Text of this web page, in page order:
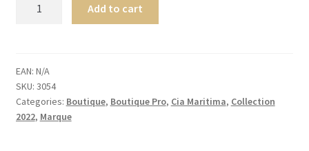
ENSEMBLE
DEUX
PIÈCES
-
Add to cart
EAN: N/A
SKU: 3054
Categories: Boutique, Boutique Pro, Cia Maritima, Collection
2022, Marque